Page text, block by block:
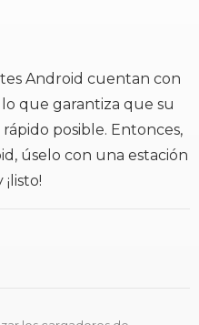
Android cuentan con
que garantiza que su
posible. Entonces,
úselo con una estación